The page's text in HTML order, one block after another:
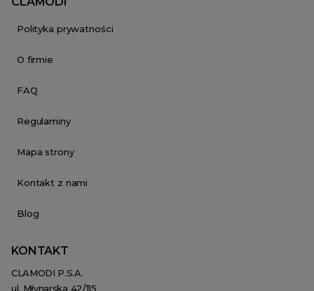
Polityka prywatności
O firmie
FAQ
Regulaminy
Mapa strony
Kontakt z nami
Blog
KONTAKT
CLAMODI P.S.A.
ul. Młynarska 42/115